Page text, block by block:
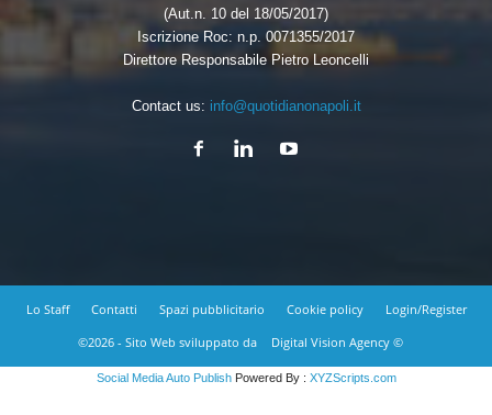
(Aut.n. 10 del 18/05/2017)
Iscrizione Roc: n.p. 0071355/2017
Direttore Responsabile Pietro Leoncelli
Contact us: info@quotidianonapoli.it
Lo Staff Contatti Spazi pubblicitario Cookie policy
Login/Register
©2026 - Sito Web sviluppato da
Digital Vision Agency ©
Social Media Auto PublishPowered By : XYZScripts.com